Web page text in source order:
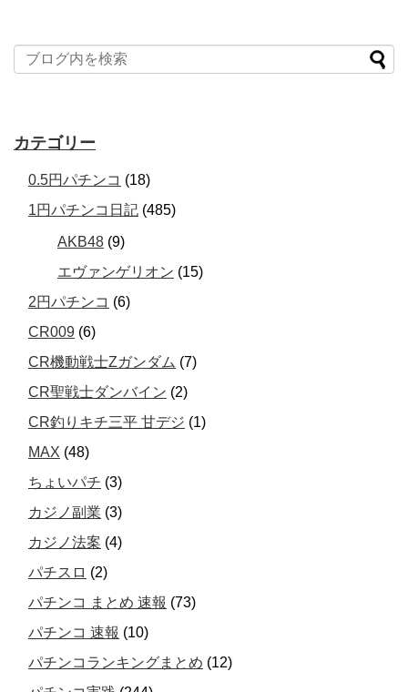
カテゴリー
0.5円パチンコ (18)
1円パチンコ日記 (485)
AKB48 (9)
エヴァンゲリオン (15)
2円パチンコ (6)
CR009 (6)
CR機動戦士Zガンダム (7)
CR聖戦士ダンバイン (2)
CR釣りキチ三平 甘デジ (1)
MAX (48)
ちょいパチ (3)
カジノ副業 (3)
カジノ法案 (4)
パチスロ (2)
パチンコ まとめ 速報 (73)
パチンコ 速報 (10)
パチンコランキングまとめ (12)